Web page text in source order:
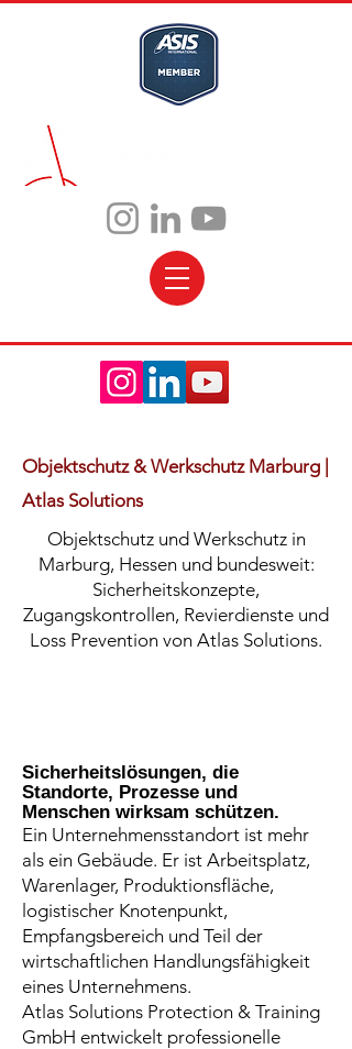
Objektschutz & Werkschutz Marburg |
Atlas Solutions
Objektschutz und Werkschutz in
Marburg, Hessen und bundesweit:
Sicherheitskonzepte,
Zugangskontrollen, Revierdienste und
Loss Prevention von Atlas Solutions.
Sicherheitslösungen, die
Standorte, Prozesse und
Menschen wirksam schützen.
Ein Unternehmensstandort ist mehr
als ein Gebäude. Er ist Arbeitsplatz,
Warenlager, Produktionsfläche,
logistischer Knotenpunkt,
Empfangsbereich und Teil der
wirtschaftlichen Handlungsfähigkeit
eines Unternehmens.
Atlas Solutions Protection & Training
GmbH entwickelt professionelle